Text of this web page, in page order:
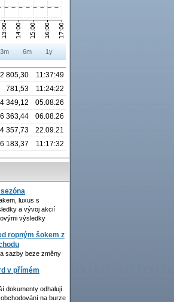
3m 6m 1y
2 805,30
11:37:49
781,53
11:24:22
349,12
05.08.26
363,44
06.08.26
4 357,73
22.09.21
183,37 11:17:32
luxus s
a vývoj akcií
výsledky
ropným šokem z
sazby beze změny
v přímém
dokumenty odhalují
na burze